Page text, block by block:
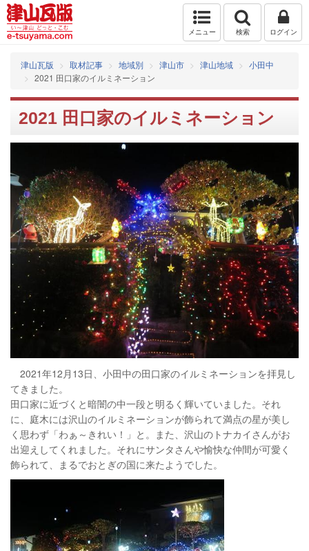
メニュー 検索 ログイン
津山瓦版 取材記事 地域別 津山市 津山地域
小田中
2021 田口家のイルミネーション
2021 田口家のイルミネーション
2021年12月13日、小田中の田口家のイルミネーションを拝見し
てきました。
田口家に近づくと暗闇の中一段と明るく輝いていました。それ
に、庭木には沢山のイルミネーションが飾られて満点の星が美し
く思わず「わぁ～きれい！」と。また、沢山のトナカイさんがお
出迎えしてくれました。それにサンタさんや愉快な仲間が可愛く
飾られて、まるでおとぎの国に来たようでした。